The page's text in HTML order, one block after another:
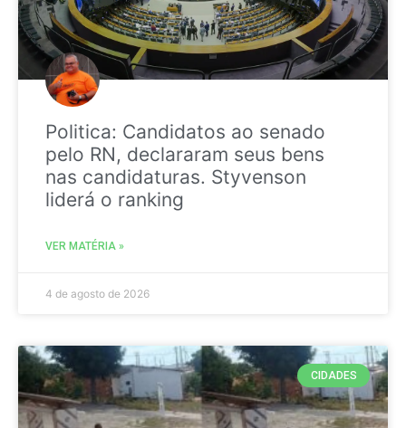
Politica: Candidatos ao senado
pelo RN, declararam seus bens
nas candidaturas. Styvenson
liderá o ranking
VER MATÉRIA »
4 de agosto de 2026
CIDADES